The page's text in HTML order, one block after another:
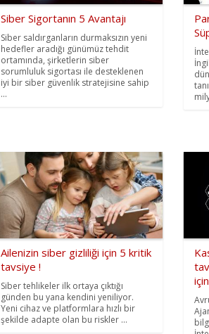
Siber Sigortanın 5 Avantajı
Siber saldırganların durmaksızın yeni
hedefler aradığı günümüz tehdit
ortamında, şirketlerin siber
sorumluluk sigortası ile desteklenen
iyi bir siber güvenlik stratejisine sahip
...
Ailenizin siber gizliliği için 5 kritik
tavsiye !
Siber tehlikeler ilk ortaya çıktığı
günden bu yana kendini yeniliyor.
Yeni cihaz ve platformlara hızlı bir
şekilde adapte olan bu riskler ...